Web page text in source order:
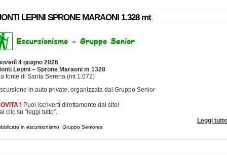
LEPINI SPRONE MARAONI 1.328 mt
4 giugno 2026
Lepini – Sprone Maraoni m 1328
fonte di Santa Serena (mt 1.072)
in auto private, organizzata dal Gruppo Senior
Puoi iscriverti direttamente dal sito!
clic su “leggi tutto”.
Leggi
in escursionismo, Gruppo Seniores